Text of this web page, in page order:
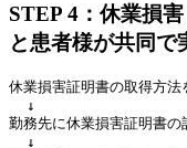
STEP 4：休業損
と患者様が共同で
休業損害証明書の取得方法
勤務先に休業損害証明書の